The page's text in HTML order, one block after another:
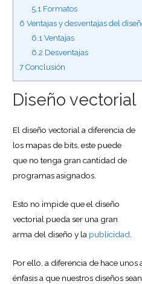
5.1Formatos
6 Ventajas y desventajas del
6.1Ventajas
6.2 Desventajas
7 Conclusión
Diseño vectorial
El diseño vectorial a diferencia de
los mapas de bits, este puede
que no tenga gran cantidad de
programas asignados.
Esto no impide que el diseño
vectorial pueda ser una gran
arma del diseño y la publicidad.
Por ello, a diferencia de hace unos
énfasis a que nuestros diseños